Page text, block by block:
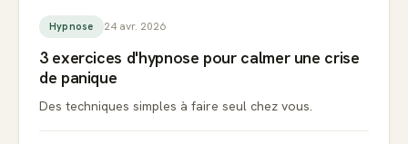
Hypnose 24 avr. 2026
3 exercices d'hypnose pour calmer une crise
de panique
Des techniques simples à faire seul chez vous.